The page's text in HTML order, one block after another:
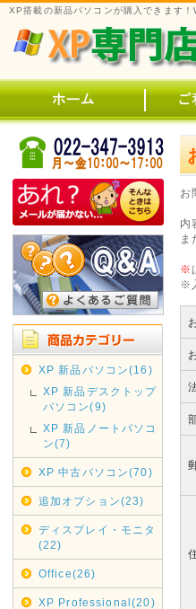
XP搭載の新品パソコンが購入できます
XP 新品パソコン(16)
XP 新品デスクトップ
パソコン(9)
XP 新品ノートパソコ
ン(7)
XP 中古パソコン(70)
追加オプション(23)
ディスプレイ・モニタ
(22)
Office(26)
XP Professional(20)
お
内
ま
※
※